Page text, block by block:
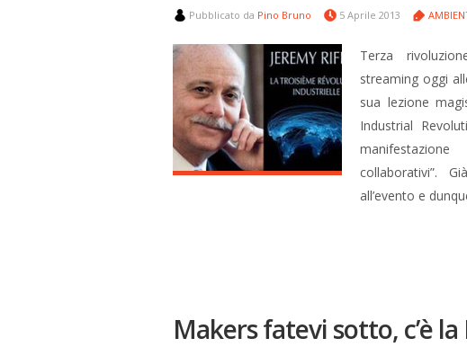
Pubblicato da Pino Bruno 5 Aprile 2013
Terza
streaming oggi
sua lezione
Industrial
collaborativi”.
all’evento e
Makers fatevi sotto, c’è